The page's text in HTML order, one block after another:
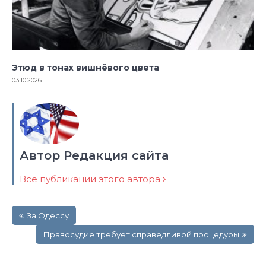
Этюд в тонах вишнёвого цвета
03.10.2026
Автор Редакция сайта
Все публикации этого автора
по
записям
За Одессу
Правосудие требует справедливой процедуры